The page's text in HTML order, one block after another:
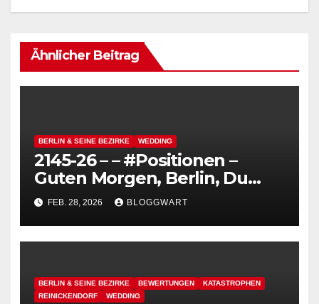
Ähnlicher Beitrag
BERLIN & SEINE BEZIRKE WEDDING
2145-26 – – #Positionen –
Guten Morgen, Berlin, Du
kannst so hässlich sein,
schmutzig und grau – Die
Hitlerei
FEB. 28, 2026 BLOGGWART
BERLIN & SEINE BEZIRKE BEWERTUNGEN
KATASTROPHEN
REINICKENDORF
WEDDING